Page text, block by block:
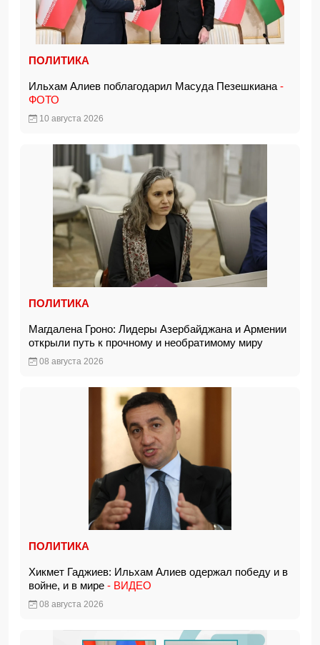
ПОЛИТИКА
Ильхам Алиев поблагодарил Масуда Пезешкиана -
ФОТО
10 августа 2026
ПОЛИТИКА
Магдалена Гроно: Лидеры Азербайджана и Армении
открыли путь к прочному и необратимому миру
08 августа 2026
ПОЛИТИКА
Хикмет Гаджиев: Ильхам Алиев одержал победу и в
войне, и в мире - ВИДЕО
08 августа 2026